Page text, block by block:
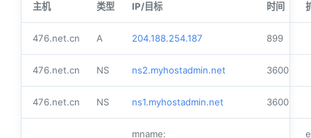
主机 类型 IP/目标
时间
476.net.cn A 204.188.254.187 899
476.net.cn NS ns2.myhostadmin.net 3600
476.net.cn NS ns1.myhostadmin.net 3600
mname: